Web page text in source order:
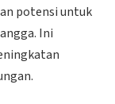
potensi untuk
Ini